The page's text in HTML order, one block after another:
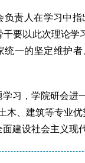
负责人在学习中
干要以此次理论学
统一的坚定维护
学习，学院研会进
木、建筑等专业
建设社会主义现